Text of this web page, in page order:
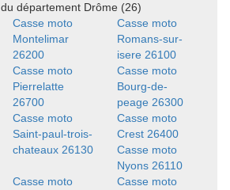
du département Drôme (26)
Casse moto
Montelimar
26200
Casse moto
Romans-sur-
isere 26100
Casse moto
Pierrelatte
26700
Casse moto
Bourg-de-
peage 26300
Casse moto
Saint-paul-trois-
chateaux 26130
Casse moto
Crest 26400
Casse moto
Nyons 26110
Casse moto
Casse moto